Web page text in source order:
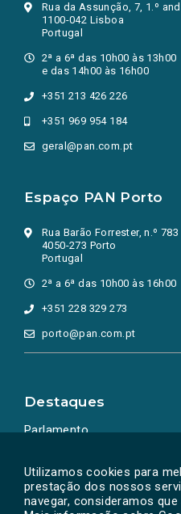
Utilizamos cookies para
prestação dos nossos
navegar, consideramos
Rua da Assunção, 7, 1.º
1100-042 Lisboa
Portugal
2ª a 6ª das 10h00 às 13h00
e das 14h00 às 16h00
+351 213 426 226
+351 969 954 184
geral@pan.com.pt
Espaço PAN Porto
Rua Barão Forrester, n.º 783
4050-273 Porto
Portugal
2ª a 6ª das 10h00 às 16h00
+351 228 329 273
porto@pan.com.pt
Destaques
Parlamento